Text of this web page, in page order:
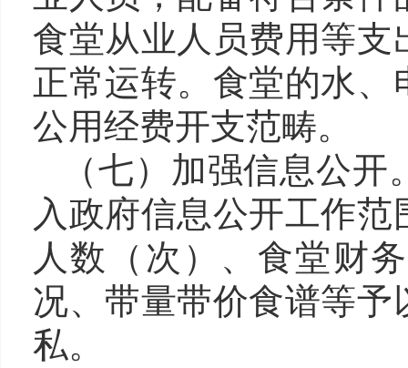
食堂从业人员费用等
正常运转。食堂的水
公用经费开支范畴。
（七） 加强信息公开
入政府信息公开工作范
人数（次）、食堂财
况、带量带价食谱等
私。